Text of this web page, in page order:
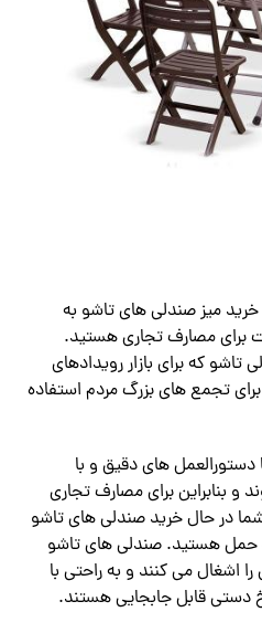
میز صندلی های تاشو به
برای مصارف تجاری هستید.
تاشو که برای بازار رویدادهای
تجمع های بزرگ مردم استفاده
دستورالعمل های دقیق و با
بنابراین برای مصارف تجاری
در حال خرید صندلی های تاشو
حمل هستید. صندلی های تاشو
اشغال می کنند و به راحتی با
قابل جابجایی هستند.